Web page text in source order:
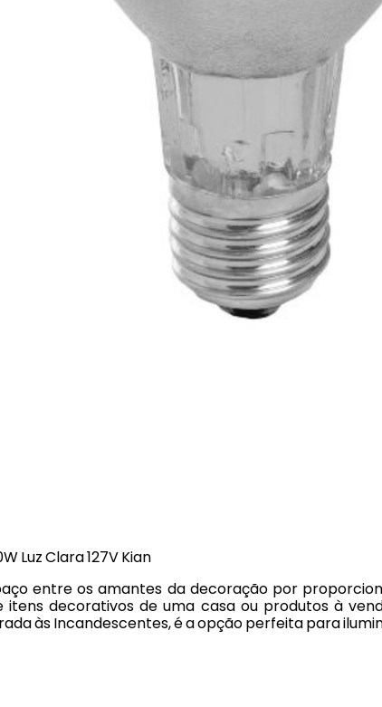
Luz Clara 127V Kian
entre os amantes da decoração por
itens decorativos de uma casa ou produtos à
às Incandescentes, é a opção perfeita para